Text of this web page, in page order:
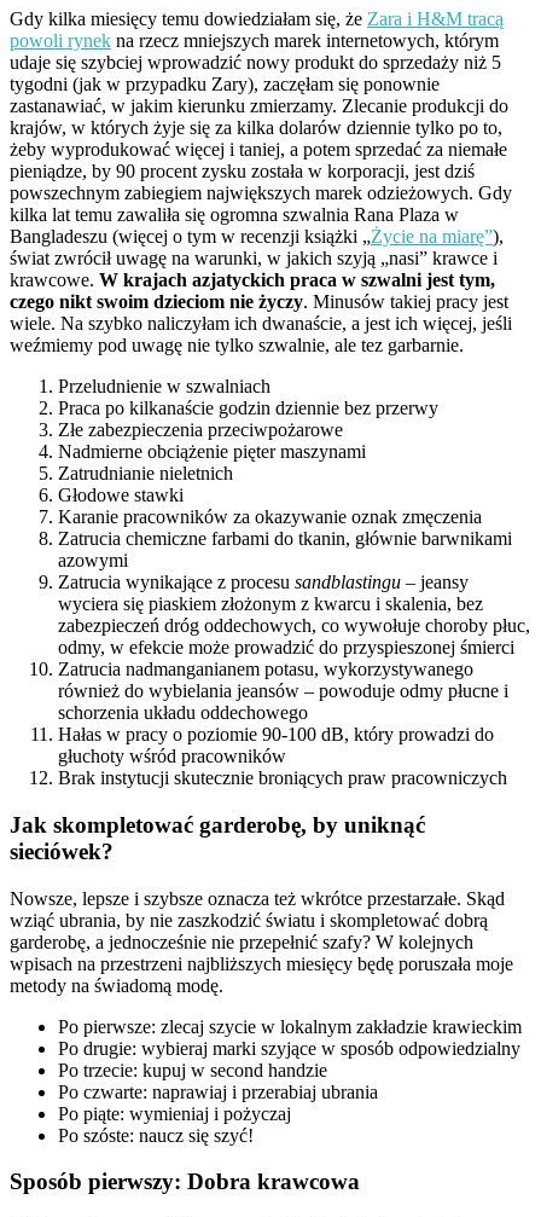
Gdy kilka miesięcy temu dowiedziałam się, że Zara i H&M tracą
powoli rynek na rzecz mniejszych marek internetowych, którym
udaje się szybciej wprowadzić nowy produkt do sprzedaży niż 5
tygodni (jak w przypadku Zary), zaczęłam się ponownie
zastanawiać, w jakim kierunku zmierzamy. Zlecanie produkcji do
krajów, w których żyje się za kilka dolarów dziennie tylko po to,
żeby wyprodukować więcej i taniej, a potem sprzedać za niemałe
pieniądze, by 90 procent zysku została w korporacji, jest dziś
powszechnym zabiegiem największych marek odzieżowych. Gdy
kilka lat temu zawaliła się ogromna szwalnia Rana Plaza w
Bangladeszu (więcej o tym w recenzji książki „Życie na miarę”),
świat zwrócił uwagę na warunki, w jakich szyją „nasi” krawce i
krawcowe. W krajach azjatyckich praca w szwalni jest tym,
czego nikt swoim dzieciom nie życzy. Minusów takiej pracy jest
wiele. Na szybko naliczyłam ich dwanaście, a jest ich więcej, jeśli
weźmiemy pod uwagę nie tylko szwalnie, ale tez garbarnie.
Przeludnienie w szwalniach
Praca po kilkanaście godzin dziennie bez przerwy
Złe zabezpieczenia przeciwpożarowe
Nadmierne obciążenie pięter maszynami
Zatrudnianie nieletnich
Głodowe stawki
Karanie pracowników za okazywanie oznak zmęczenia
Zatrucia chemiczne farbami do tkanin, głównie barwnikami
azowymi
Zatrucia wynikające z procesu sandblastingu – jeansy
wyciera się piaskiem złożonym z kwarcu i skalenia, bez
zabezpieczeń dróg oddechowych, co wywołuje choroby płuc,
odmy, w efekcie może prowadzić do przyspieszonej śmierci
Zatrucia nadmanganianem potasu, wykorzystywanego
również do wybielania jeansów – powoduje odmy płucne i
schorzenia układu oddechowego
Hałas w pracy o poziomie 90-100 dB, który prowadzi do
głuchoty wśród pracowników
Brak instytucji skutecznie broniących praw pracowniczych
Jak skompletować garderobę, by uniknąć
sieciówek?
Nowsze, lepsze i szybsze oznacza też wkrótce przestarzałe. Skąd
wziąć ubrania, by nie zaszkodzić światu i skompletować dobrą
garderobę, a jednocześnie nie przepełnić szafy? W kolejnych
wpisach na przestrzeni najbliższych miesięcy będę poruszała moje
metody na świadomą modę.
Po pierwsze: zlecaj szycie w lokalnym zakładzie krawieckim
Po drugie: wybieraj marki szyjące w sposób odpowiedzialny
Po trzecie: kupuj w second handzie
Po czwarte: naprawiaj i przerabiaj ubrania
Po piąte: wymieniaj i pożyczaj
Po szóste: naucz się szyć!
Sposób pierwszy: Dobra krawcowa